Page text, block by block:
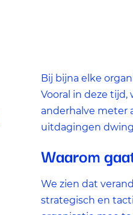
Bij bijna elke
Vooral in deze
anderhalve meter
uitdagingen
Waarom
We zien dat
strategisch en
Voor marketing
doelgroep bereiken en
gewenste resultaat
nagaan in hoeverre de
websitebezoekers.
dat u steeds dezelfde